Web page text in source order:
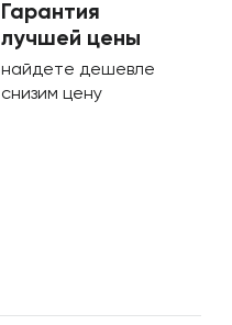
Гарантия
лучшей цены
найдете дешевле
снизим цену